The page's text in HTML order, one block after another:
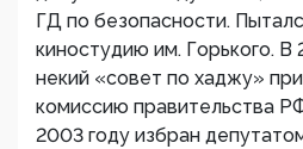
ГД по безопасности.
киностудию им. Горького. В
некий «совет по хаджу»
комиссию правительства
2003 году избран